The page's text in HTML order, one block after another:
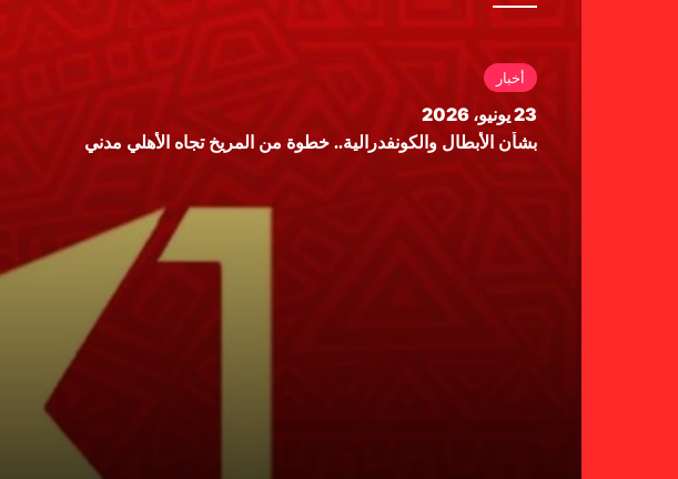
أخبار
23 يونيو، 2026
بشأن الأبطال والكونفدرالية.. خطوة من المريخ تجاه الأهلي مدني